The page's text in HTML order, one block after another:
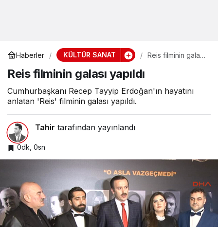
Haberler KÜLTÜR SANAT
Reis filminin galası
Reis filminin galası yapıldı
Cumhurbaşkanı Recep Tayyip Erdoğan'ın hayatını
anlatan 'Reis' filminin galası yapıldı.
Tahir tarafından yayınlandı
0dk, 0sn